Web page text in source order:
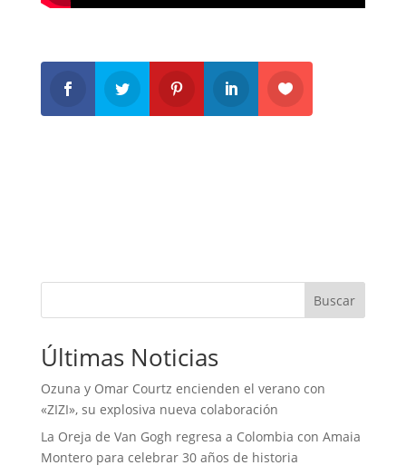
Buscar
Últimas Noticias
Ozuna y Omar Courtz encienden el verano con
«ZIZI», su explosiva nueva colaboración
La Oreja de Van Gogh regresa a Colombia con Amaia
Montero para celebrar 30 años de historia